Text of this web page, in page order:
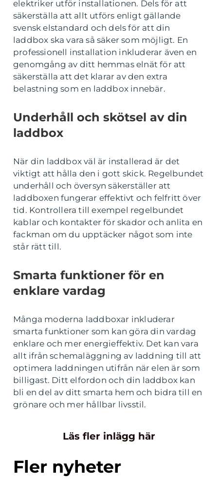
elektriker utför installationen. Dels för att
säkerställa att allt utförs enligt gällande
svensk elstandard och dels för att din
laddbox ska vara så säker som möjligt. En
professionell installation inkluderar även en
genomgång av ditt hemmas elnät för att
säkerställa att det klarar av den extra
belastning som en laddbox innebär.
Underhåll och skötsel av din
laddbox
När din laddbox väl är installerad är det
viktigt att hålla den i gott skick. Regelbundet
underhåll och översyn säkerställer att
laddboxen fungerar effektivt och felfritt över
tid. Kontrollera till exempel regelbundet
kablar och kontakter för skador och anlita en
fackman om du upptäcker något som inte
står rätt till.
Smarta funktioner för en
enklare vardag
Många moderna laddboxar inkluderar
smarta funktioner som kan göra din vardag
enklare och mer energieffektiv. Det kan vara
allt ifrån schemaläggning av laddning till att
optimera laddningen utifrån när elen är som
billigast. Ditt elfordon och din laddbox kan
bli en del av ditt smarta hem och bidra till en
grönare och mer hållbar livsstil.
Läs fler inlägg här
Fler nyheter